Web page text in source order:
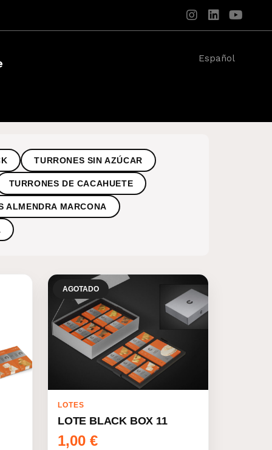
Español
TURRONES SIN AZÚCAR
TURRONES DE CACAHUETE
ALMENDRA MARCONA
AGOTADO
LOTES
LOTE BLACK BOX 11
1,00 €